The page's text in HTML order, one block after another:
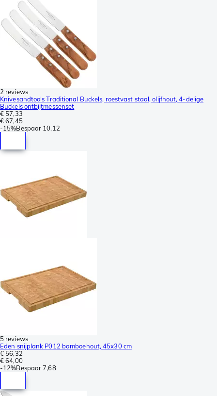
2 reviews
Knivesandtools Traditional Buckels, roestvast staal, olijfhout, 4-delige
Buckels ontbijtmessenset
€ 57,33
€ 67,45
-15%Bespaar 10,12
5 reviews
Eden snijplank P012 bamboehout, 45x30 cm
€ 56,32
€ 64,00
-12%Bespaar 7,68